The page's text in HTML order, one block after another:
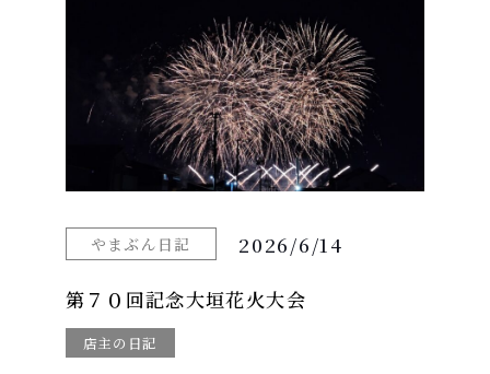
やまぶん日記 2026/6/14
第７０回記念大垣花火大会
店主の日記